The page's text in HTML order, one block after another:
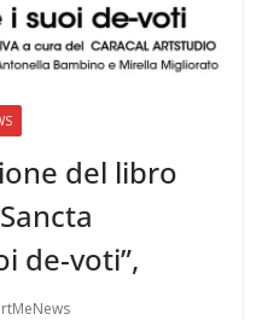
del libro
de-voti”,